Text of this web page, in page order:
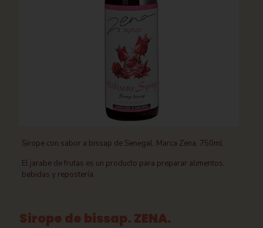
Sirope con sabor a bissap de Senegal. Marca Zena. 750ml.
El jarabe de frutas es un producto para preparar alimentos,
bebidas y repostería.
Sirope de bissap. ZENA.